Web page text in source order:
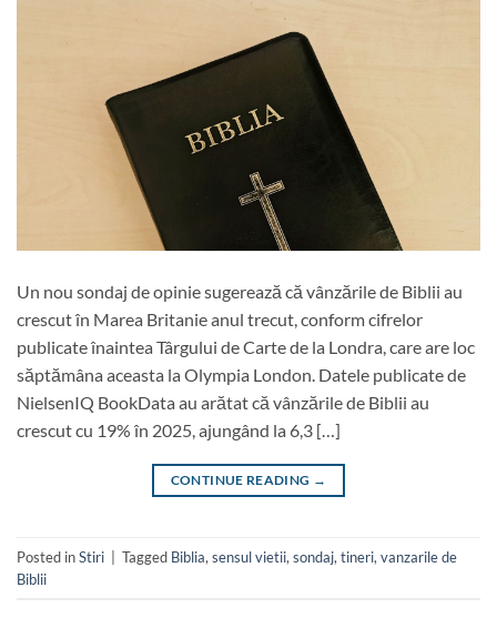
Un nou sondaj de opinie sugerează că vânzările de Biblii au
crescut în Marea Britanie anul trecut, conform cifrelor
publicate înaintea Târgului de Carte de la Londra, care are loc
săptămâna aceasta la Olympia London. Datele publicate de
NielsenIQ BookData au arătat că vânzările de Biblii au
crescut cu 19% în 2025, ajungând la 6,3 […]
CONTINUE READING →
Posted inStiri | Tagged Biblia, sensul vietii, sondaj, tineri, vanzarile de
Biblii